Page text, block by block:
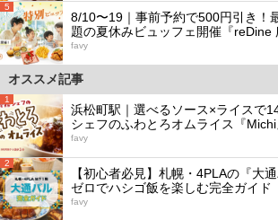
5
8/10〜19｜事前予約で500円引き！
題の夏休みビュッフェ開催『reDine
favy
オススメ記事
1
浜松町駅｜選べるソース×ライスで
シェフのふわとろオムライス『Michi
favy
2
【初心者必見】札幌・4PLAの『大
ゼロでハシゴ飯を楽しむ完全ガイド
favy